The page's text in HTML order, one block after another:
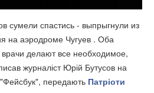
сумели спастись - выпрыгнули из
на аэродроме Чугуев . Оба
делают все необходимое,
журналіст Юрій Бутусов на
"Фейсбук", передають Патріоти